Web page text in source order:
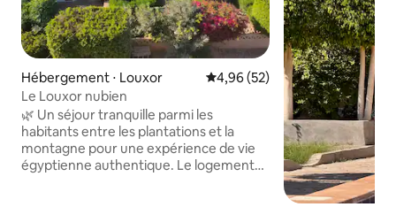
Hébergement ⋅ Louxor Évaluation moyenne sur la
4,96 (52)
Le Louxor nubien
🌿 Un séjour tranquille parmi les
habitants entre les plantations et la
montagne pour une expérience de vie
égyptienne authentique. Le logement